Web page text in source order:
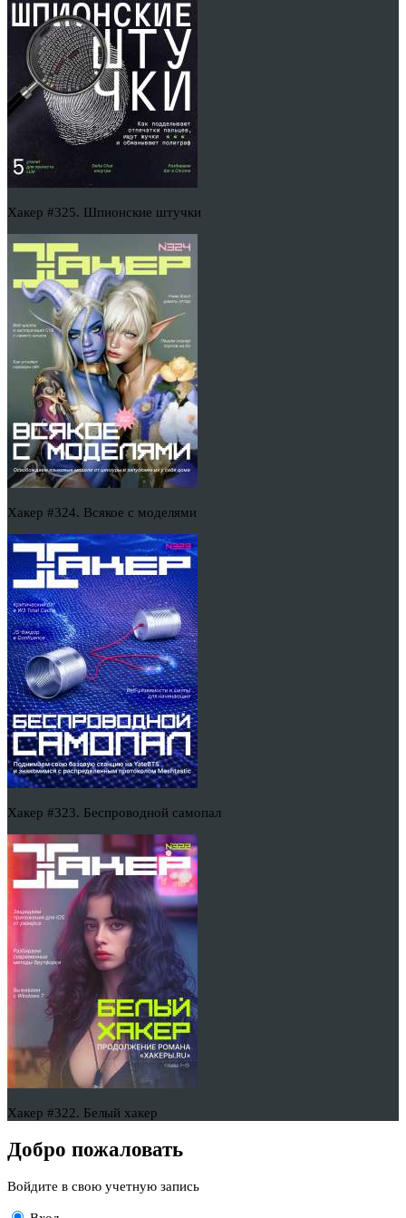
Хакер #325. Шпионские штучки
Хакер #324. Всякое с моделями
Хакер #323. Беспроводной самопал
Хакер #322. Белый хакер
Добро пожаловать
Войдите в свою учетную запись